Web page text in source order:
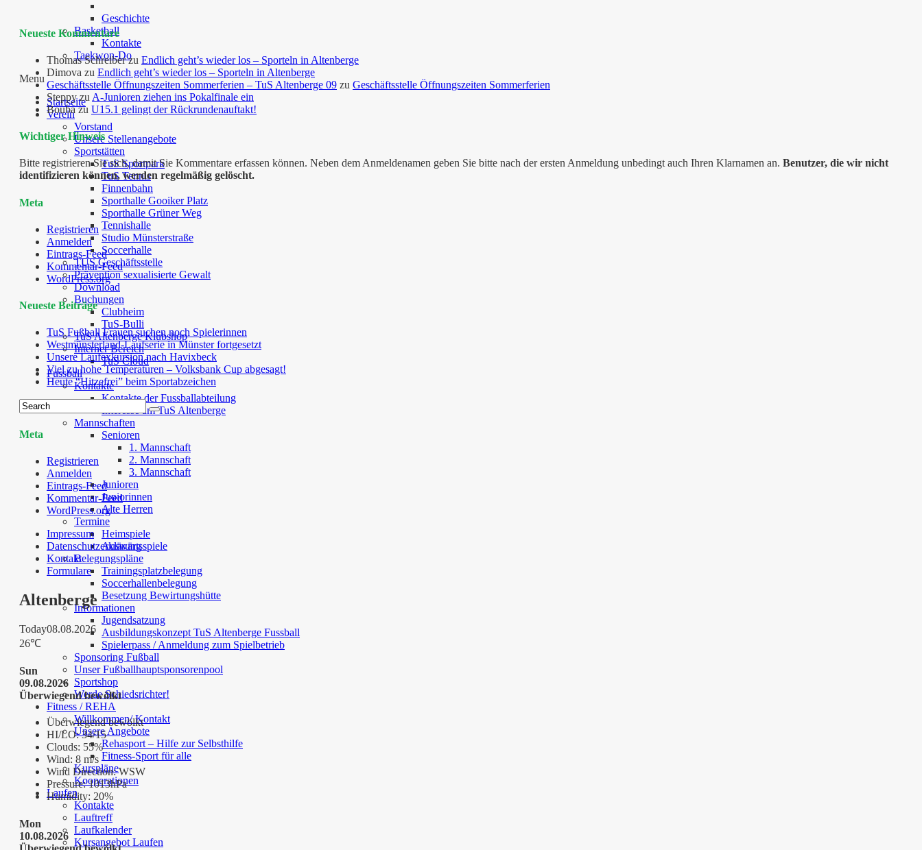
Geschichte
Basketball
Kontakte
Taekwon-Do
Menu
Startseite
Verein
Vorstand
Unsere Stellenangebote
Sportstätten
TuS Sportpark
TuS Tennis
Finnenbahn
Sporthalle Gooiker Platz
Sporthalle Grüner Weg
Tennishalle
Studio Münsterstraße
Soccerhalle
TUS Geschäftsstelle
Prävention sexualisierte Gewalt
Download
Buchungen
Clubheim
TuS-Bulli
TuS Altenberge Klubshop
Interner Bereich
TuS Cloud
Fussball
Kontakte
Kontakte der Fussballabteilung
Interesse am TuS Altenberge
Mannschaften
Senioren
1. Mannschaft
2. Mannschaft
3. Mannschaft
Junioren
Juniorinnen
Alte Herren
Termine
Heimspiele
Auswärtsspiele
Belegungspläne
Trainingsplatzbelegung
Soccerhallenbelegung
Besetzung Bewirtungshütte
Informationen
Jugendsatzung
Ausbildungskonzept TuS Altenberge Fussball
Spielerpass / Anmeldung zum Spielbetrieb
Sponsoring Fußball
Unser Fußballhauptsponsorenpool
Sportshop
Werde Schiedsrichter!
Fitness / REHA
Willkommen/ Kontakt
Unsere Angebote
Rehasport – Hilfe zur Selbsthilfe
Fitness-Sport für alle
Kurspläne
Kooperationen
Laufen
Kontakte
Lauftreff
Laufkalender
Kursangebot Laufen
Neueste Kommentare
Thomas Schreiberzu Endlich geht’s wieder los – Sporteln in Altenberge
Dimova zu Endlich geht’s wieder los – Sporteln in Altenberge
Geschäftsstelle Öffnungszeiten Sommerferien – TuS Altenberge 09 zu Geschäftsstelle Öffnungszeiten Sommerferien
Steppyzu A-Junioren ziehen ins Pokalfinale ein
Boubazu U15.1 gelingt der Rückrundenauftakt!
Wichtiger Hinweis
Bitte registrieren Sie sich, damit Sie Kommentare erfassen können. Neben dem Anmeldenamen geben Sie bitte nach der ersten Anmeldung unbedingt auch Ihren Klarnamen an. Benutzer, die wir nicht
identifizieren können, werden regelmäßig gelöscht.
Meta
Registrieren
Anmelden
Eintrags-Feed
Kommentar-Feed
WordPress.org
Neueste Beiträge
TuS Fußball Frauen suchen noch Spielerinnen
Westmünsterland-Laufserie in Münster fortgesetzt
Unsere Laufexkursion nach Havixbeck
Viel zu hohe Temperaturen – Volksbank Cup abgesagt!
Heute “Hitzefrei” beim Sportabzeichen
Meta
Registrieren
Anmelden
Eintrags-Feed
Kommentar-Feed
WordPress.org
Impressum
Datenschutzerklärung
Kontakt
Formulare
Altenberge
Today08.08.2026
26℃
Sun
09.08.2026
Überwiegend bewölkt
Überwiegend bewölkt
HI/LO:34/15
Clouds: 55%
Wind: 8 m/s
Wind Direction:WSW
Pressure:1013hPa
Humidity: 20%
Mon
10.08.2026